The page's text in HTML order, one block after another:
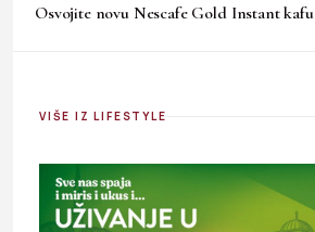
Osvojite novu Nescafe Gold Instant kafu
VIŠE IZ LIFESTYLE